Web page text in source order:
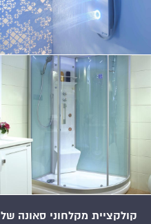
קולקציית מקלחוני סאונה של BARAMI